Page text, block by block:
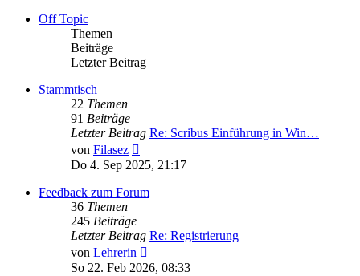
Off Topic
Themen
Beiträge
Letzter Beitrag
Stammtisch
22 Themen
91 Beiträge
Letzter Beitrag Re: Scribus Einführung in Win…
von Filasez
Beitrag
Do 4. Sep 2025, 21:17
Feedback zum Forum
36 Themen
245 Beiträge
Letzter Beitrag Re: Registrierung
von Lehrerin
Beitrag
So 22. Feb 2026, 08:33